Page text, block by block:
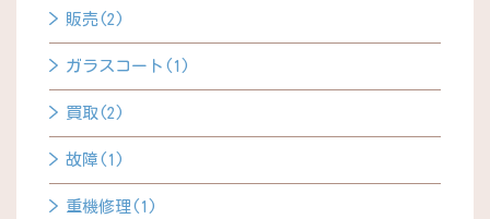
販売(2)
ガラスコート(1)
買取(2)
故障(1)
重機修理(1)